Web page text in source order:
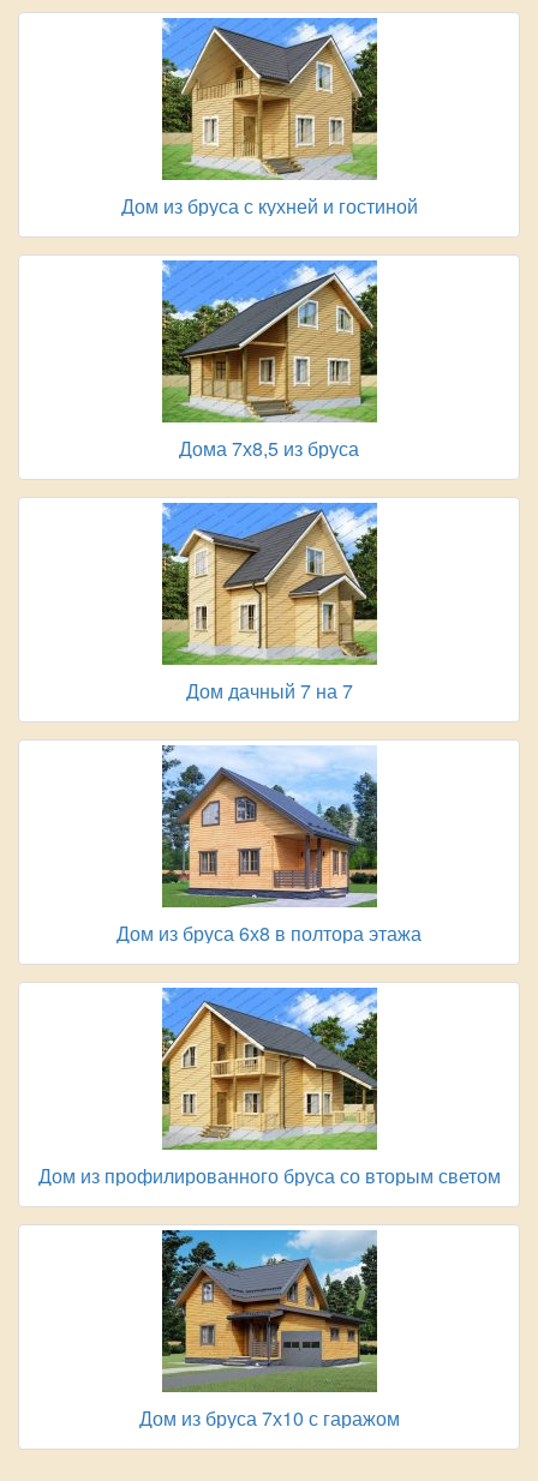
Дом из бруса с кухней и гостиной
Дома 7х8,5 из бруса
Дом дачный 7 на 7
Дом из бруса 6х8 в полтора этажа
Дом из профилированного бруса со вторым светом
Дом из бруса 7х10 с гаражом